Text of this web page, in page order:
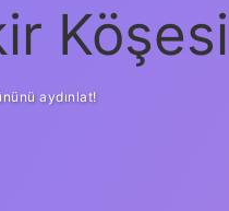
Köşesi
aydınlat!